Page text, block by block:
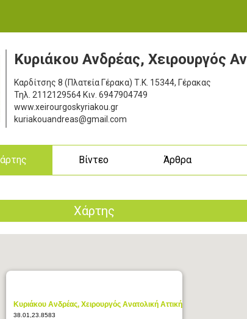
Κυριάκου Ανδρέας, Χειρουργός
Καρδίτσης 8 (Πλατεία Γέρακα) Τ.Κ. 15344, Γέρακας
Τηλ. 2112129564 Κιν. 6947904749
www.xeirourgoskyriakou.gr
kuriakouandreas@gmail.com
Βίντεο Άρθρα
Χάρτης
Κυριάκου Ανδρέας, Χειρουργός Ανατολική Αττική
38.01,23.8583